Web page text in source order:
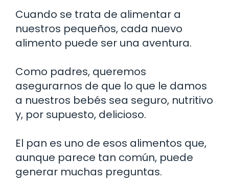
Cuando se trata de alimentar a
nuestros pequeños, cada nuevo
alimento puede ser una aventura.
Como padres, queremos
asegurarnos de que lo que le damos
a nuestros bebés sea seguro, nutritivo
y, por supuesto, delicioso.
El pan es uno de esos alimentos que,
aunque parece tan común, puede
generar muchas preguntas.